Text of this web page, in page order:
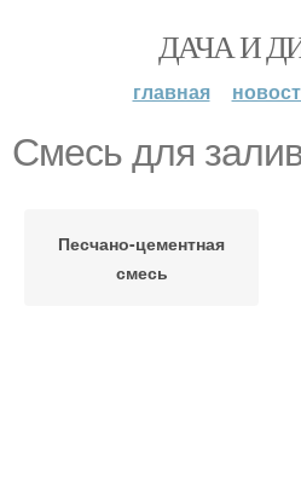
ДАЧА И
главная
Смесь для
Песчано-цементная
смесь